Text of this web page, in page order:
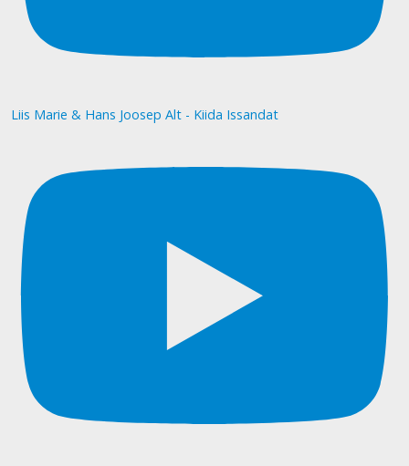
Liis Marie & Hans Joosep Alt - Kiida Issandat